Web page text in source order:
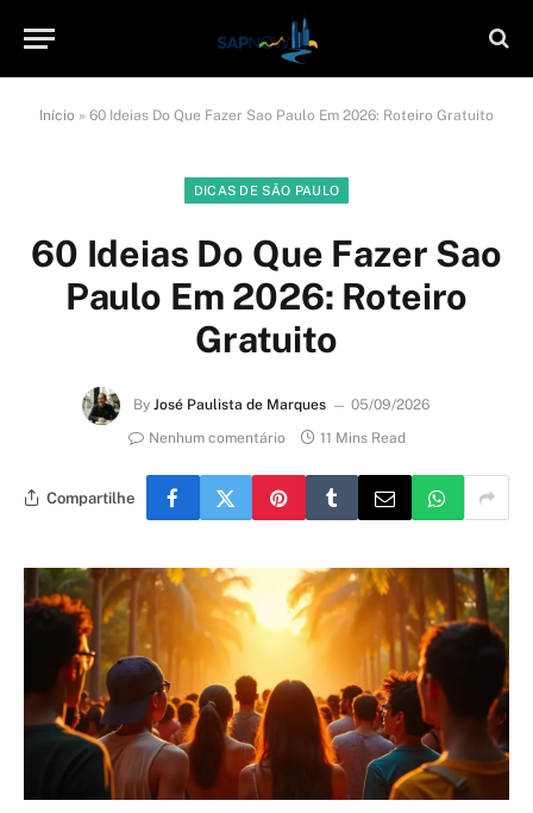
Início » 60 Ideias Do Que Fazer Sao Paulo Em 2026: Roteiro Gratuito
DICAS DE SÃO PAULO
60 Ideias Do Que Fazer Sao
Paulo Em 2026: Roteiro
Gratuito
By José Paulista de Marques
05/09/2026
Nenhum comentário
11 Mins Read
Compartilhe